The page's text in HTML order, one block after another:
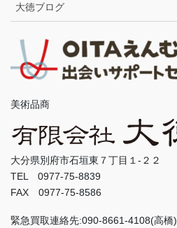
大徳ブログ
美術品商
大分県別府市石垣東７丁目１-２２
TEL 0977-75-8839
FAX 0977-75-8586
緊急買取連絡先:090-8661-4108(高橋)